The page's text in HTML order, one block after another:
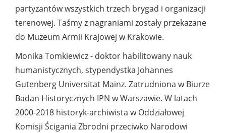
partyzantów wszystkich trzech brygad i organizacji
terenowej. Taśmy z nagraniami zostały przekazane
do Muzeum Armii Krajowej w Krakowie.
Monika Tomkiewicz - doktor habilitowany nauk
humanistycznych, stypendystka Johannes
Gutenberg Universitat Mainz. Zatrudniona w Biurze
Badan Historycznych IPN w Warszawie. W latach
2000-2018 historyk-archiwista w Oddziałowej
Komisji Ścigania Zbrodni przeciwko Narodowi